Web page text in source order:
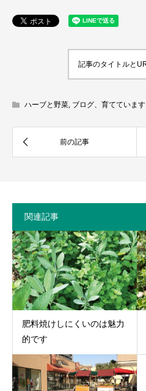
記事のタイトルと
ハーブと野菜, ブログ、育てています
関連記事
肥料焼けしにくいのは魅力
的です